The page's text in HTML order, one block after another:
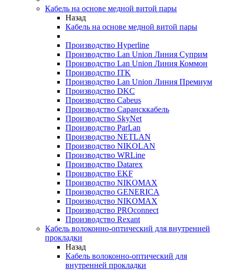
Кабель на основе медной витой пары
Назад
Кабель на основе медной витой пары
Производство Hyperline
Производство Lan Union Линия Суприм
Производство Lan Union Линия Коммон
Производство ITK
Производство Lan Union Линия Премиум
Производство DKC
Производство Cabeus
Производство Сарансккабель
Производство SkyNet
Производство ParLan
Производство NETLAN
Производство NIKOLAN
Производство WRLine
Производство Datarex
Производство EKF
Производство NIKOMAX
Производство GENERICA
Производство NIKOMAX
Производство PROconnect
Производство Rexant
Кабель волоконно-оптический для внутренней
прокладки
Назад
Кабель волоконно-оптический для
внутренней прокладки